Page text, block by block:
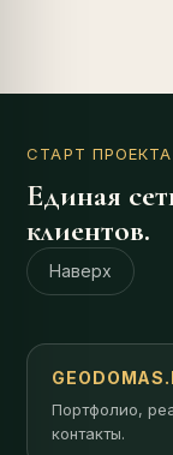
СТАРТ ПРОЕКТА
Единая
клиентов.
Наверх
Портфолио,
контакты.